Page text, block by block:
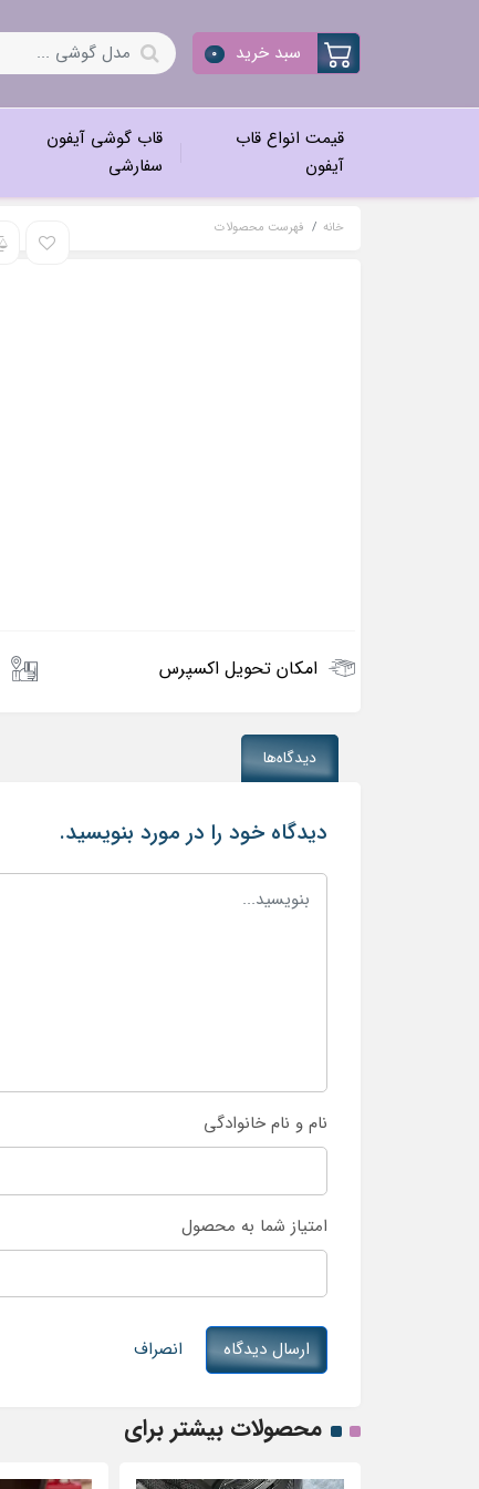
سبد خرید 0
قیمت انواع قاب
آیفون
قاب گوشی آیفون
سفارشی
خانه فهرست محصولات
امکان تحویل اکسپرس
دیدگاه‌ها
دیدگاه خود را در مورد بنویسید.
نام و نام خانوادگی
امتیاز شما به محصول
ارسال دیدگاه انصراف
محصولات بیشتر برای